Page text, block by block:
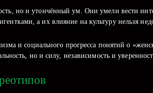
но и утончённый ум. Они умели вести
а их влияние на культуру нельзя
и социального прогресса понятий о
но и силу, независимость и